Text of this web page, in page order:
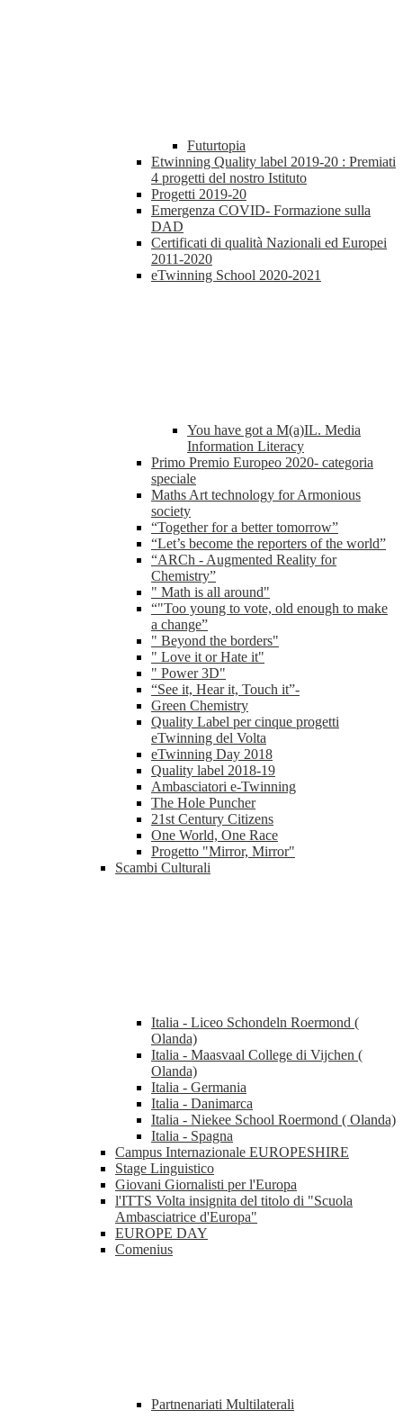
Futurtopia
Etwinning Quality label 2019-20 : Premiati
4 progetti del nostro Istituto
Progetti 2019-20
Emergenza COVID- Formazione sulla
DAD
Certificati di qualità Nazionali ed Europei
2011-2020
eTwinning School 2020-2021
You have got a M(a)IL. Media
Information Literacy
Primo Premio Europeo 2020- categoria
speciale
Maths Art technology for Armonious
society
“Together for a better tomorrow”
“Let’s become the reporters of the world”
“ARCh - Augmented Reality for
Chemistry”
" Math is all around"
“"Too young to vote, old enough to make
a change”
" Beyond the borders"
" Love it or Hate it"
" Power 3D"
“See it, Hear it, Touch it”-
Green Chemistry
Quality Label per cinque progetti
eTwinning del Volta
eTwinning Day 2018
Quality label 2018-19
Ambasciatori e-Twinning
The Hole Puncher
21st Century Citizens
One World, One Race
Progetto "Mirror, Mirror"
Scambi Culturali
Italia - Liceo Schondeln Roermond (
Olanda)
Italia - Maasvaal College di Vijchen (
Olanda)
Italia - Germania
Italia - Danimarca
Italia - Niekee School Roermond ( Olanda)
Italia - Spagna
Campus Internazionale EUROPESHIRE
Stage Linguistico
Giovani Giornalisti per l'Europa
l'ITTS Volta insignita del titolo di "Scuola
Ambasciatrice d'Europa"
EUROPE DAY
Comenius
Partnenariati Multilaterali